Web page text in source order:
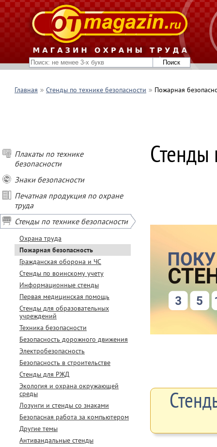
Главная Стенды по технике безопасности Пожарная
Плакаты по технике
безопасности
Знаки безопасности
Печатная продукция по охране
труда
Стенды по технике безопасности
Охрана труда
Пожарная безопасность
Гражданская оборона и ЧС
Стенды по воинскому учету
Информационные стенды
Первая медицинская помощь
Стенды для образовательных
учреждений
Техника безопасности
Безопасность дорожного движения
Электробезопасность
Безопасность в строительстве
Стенды для РЖД
Экология и охрана окружающей
среды
Лозунги и стенды со знаками
Безопасная работа за компьютером
Другие темы
Антивандальные стенды
- при покупке
- при покупке